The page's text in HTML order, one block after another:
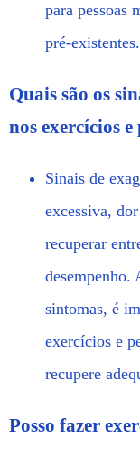
para pessoas
pré-existentes.
Quais são os
nos exercícios
Sinais de
excessiva,
recuperar
desempenho.
sintomas, é
exercícios e
recupere
Posso fazer